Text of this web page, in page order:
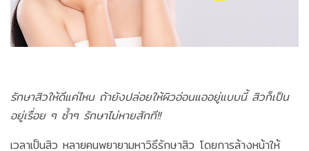
รักษาสิวให้ดีแค่ไหน ถ้ายังปล่อยให้ผิวอ่อนแออยู่แบบนี้ สิวก็เป็น
อยู่เรื่อย ๆ ซ้ำๆ รักษาไม่หายสักที!!
เวลาเป็นสิว หลายคนพยายามหาวิธีรักษาสิว โดยการล้างหน้าให้